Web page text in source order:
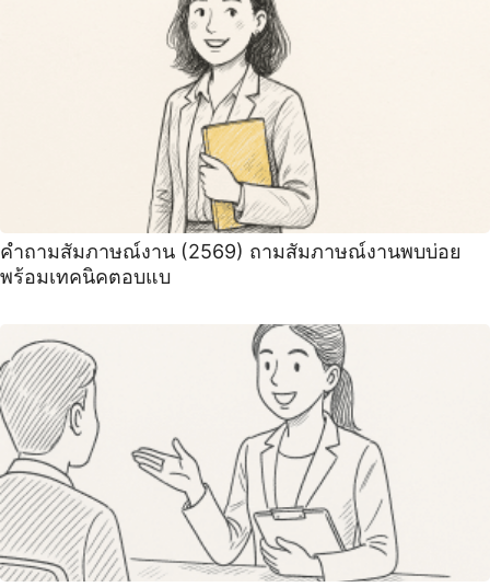
คำถามสัมภาษณ์งาน (2569) ถามสัมภาษณ์งานพบบ่อย
พร้อมเทคนิคตอบแบ